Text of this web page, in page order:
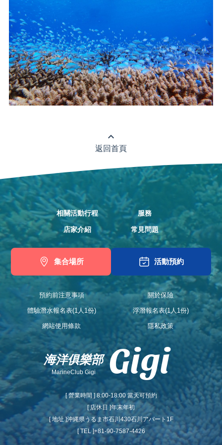
相關活動行程 服務
店家介紹 常見問題
集合場所 活動預約
預約前注意事項 關於保險
體驗潛水報名表(1人1份) 浮潛報名表(1人1份)
網站使用條款 隱私政策
海洋俱樂部
MarineClub Gigi Gigi
[ 營業時間 ] 8:00-18:00 當天可預約
[ 店休日 ]年末年初
[ 地址 ]沖縄県うるま市石川430石川アパート1F
[ TEL ]+81-90-7587-4426
expand_less
返回首頁